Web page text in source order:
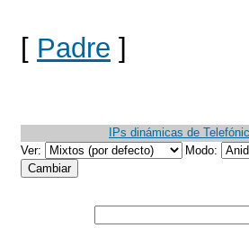
[ Padre ]
IPs dinámicas de
Ver:
Modo: